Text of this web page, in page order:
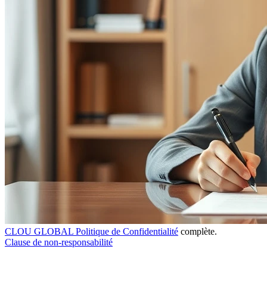
CLOU GLOBAL Politique de Confidentialité complète.
Clause de non-responsabilité